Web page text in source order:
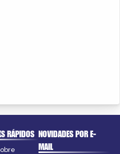
RÁPIDOS NOVIDADES POR E-
MAIL